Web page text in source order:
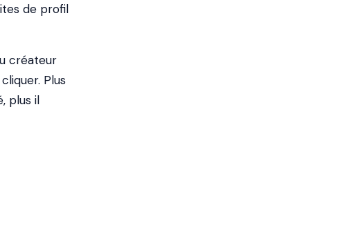
de profil
créateur
Plus
plus il